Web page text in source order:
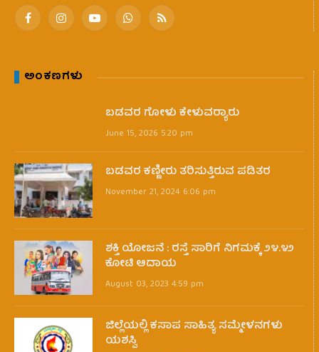
FacebookInstagramYouTubeWhatsApp
RSS
ಅಂಕಣಗಳು
ಬಡವರ ಗೋಳು ಕೇಳುವರ‍್ಯಾರು
June 15, 2026 5:20 pm
ಬಡವರ ಕಣ್ಣೀರು ತರಿಸುತ್ತಿರುವ ಪಡಿತರ
November 21, 2024 6:06 pm
ಶಕ್ತಿ ಯೋಜನೆ : ರಸ್ತೆ ಸಾರಿಗೆ ನಿಗಮಕ್ಕೆ ೨೪.೪೨
ಕೋಟಿ ಆದಾಯ
August 03, 2023 4:59 pm
ಜಿಲ್ಲೆಯಲ್ಲಿ ಕಸಾಪ ಸಾಹಿತ್ಯ ಸಮ್ಮೇಳನಗಳು
ಯಶಸ್ವಿ